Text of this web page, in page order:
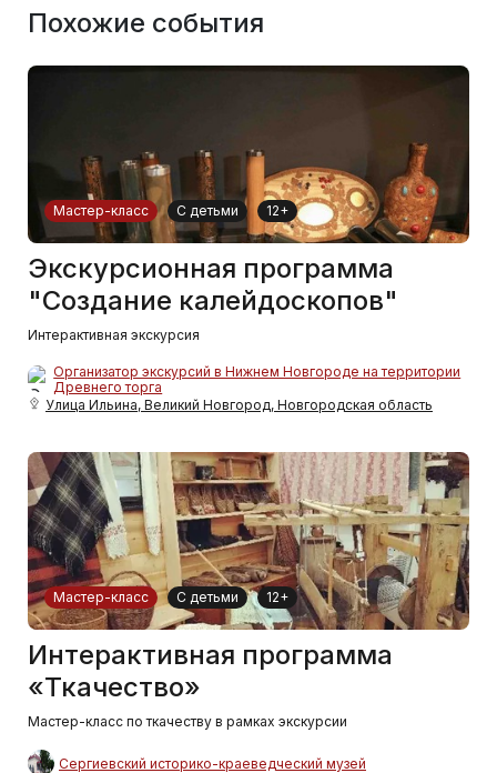
Похожие события
Мастер-класс С детьми 12+
Экскурсионная программа
"Создание калейдоскопов"
Интерактивная экскурсия
Организатор экскурсий в Нижнем Новгороде на территории
Древнего торга
Улица Ильина, Великий Новгород, Новгородская область
Мастер-класс С детьми 12+
Интерактивная программа
«Ткачество»
Мастер-класс по ткачеству в рамках экскурсии
Сергиевский историко-краеведческий музей